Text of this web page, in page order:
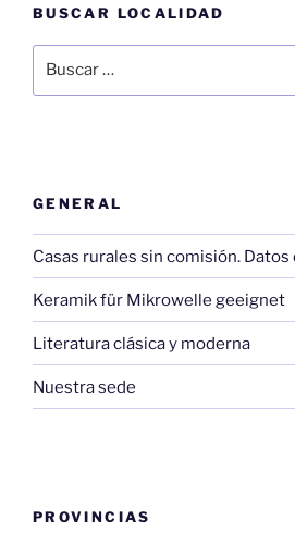
BUSCAR LOCALIDAD
por:
GENERAL
Casas rurales sin comisión.
Keramik für Mikrowelle geeignet
Literatura clásica y moderna
Nuestra sede
PROVINCIAS